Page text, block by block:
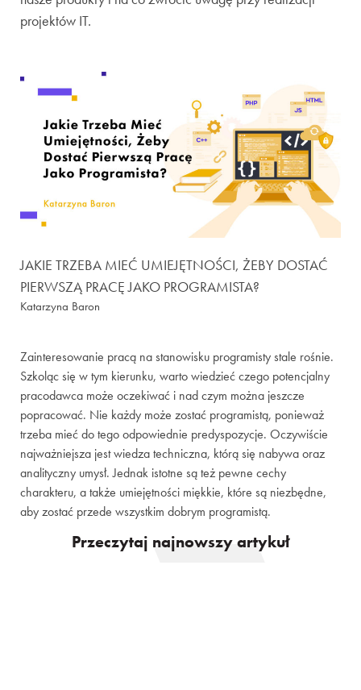
projektów IT.
JAKIE TRZEBA MIEĆ UMIEJĘTNOŚCI, ŻEBY DOSTAĆ
PIERWSZĄ PRACĘ JAKO PROGRAMISTA?
Katarzyna Baron
Zainteresowanie pracą na stanowisku programisty stale rośnie.
Szkoląc się w tym kierunku, warto wiedzieć czego potencjalny
pracodawca może oczekiwać i nad czym można jeszcze
popracować. Nie każdy może zostać programistą, ponieważ
trzeba mieć do tego odpowiednie predyspozycje. Oczywiście
najważniejsza jest wiedza techniczna, którą się nabywa oraz
analityczny umysł. Jednak istotne są też pewne cechy
charakteru, a także umiejętności miękkie, które są niezbędne,
aby zostać przede wszystkim dobrym programistą.
Przeczytaj najnowszy artykuł